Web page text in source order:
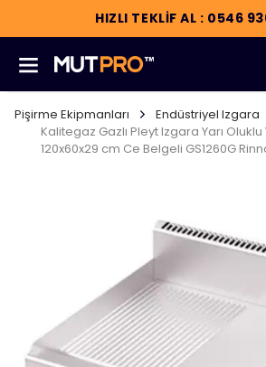
HIZLI TEKLİF AL : 0546
Pişirme Ekipmanları Endüstriyel Izgara
Kalitegaz Gazlı Pleyt Izgara Yarı Oluklu
120x60x29 cm Ce Belgeli GS1260G